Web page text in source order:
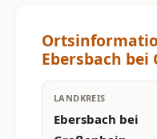
Ebersbach
LANDKREIS
Ebersbach bei